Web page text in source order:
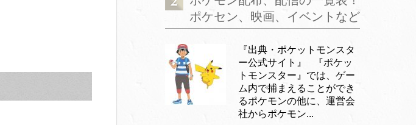
ポケセン、映画、イベントなど
『出典・ポケットモンスタ
ー公式サイト』 『ポケッ
トモンスター』では、ゲー
ム内で捕まえることができ
るポケモンの他に、運営会
社からポケモン...